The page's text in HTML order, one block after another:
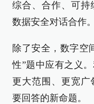
综合、合作、可持
数据安全对话合作。
除了安全，数字空
性”题中应有之义
更大范围、更宽广
要回答的新命题。